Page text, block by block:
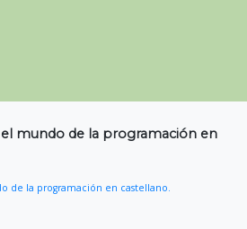
mundo de la programación en
de la programación en castellano.